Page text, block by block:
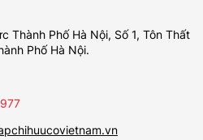
Thành Phố Hà Nội, Số 1, Tôn Thất
Phố Hà Nội.